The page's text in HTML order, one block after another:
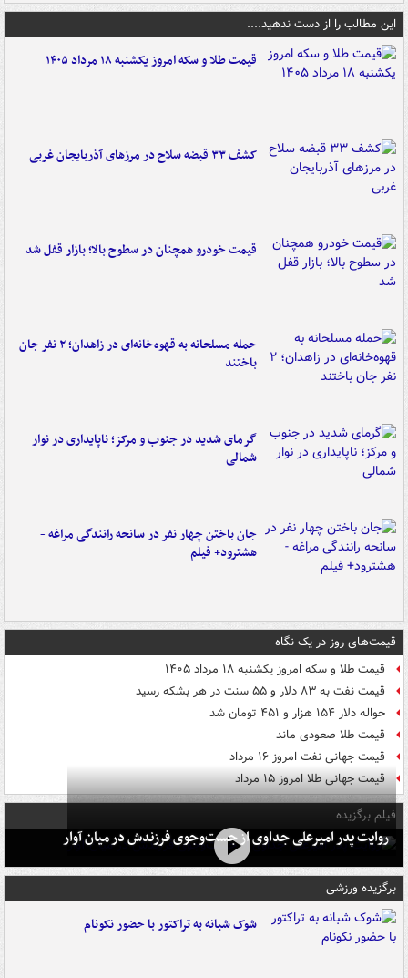
این مطالب را از دست ندهید....
قیمت طلا و سکه امروز یکشنبه ۱۸ مرداد ۱۴۰۵
کشف ۳۳ قبضه سلاح در مرزهای آذربایجان غربی
قیمت خودرو همچنان در سطوح بالا؛ بازار قفل شد
حمله مسلحانه به قهوه‌خانه‌ای در زاهدان؛ ۲ نفر جان
باختند
گرمای شدید در جنوب و مرکز؛ ناپایداری در نوار
شمالی
جان باختن چهار نفر در سانحه رانندگی مراغه -
هشترود+ فیلم
قیمت‌های روز در یک نگاه
قیمت طلا و سکه امروز یکشنبه ۱۸ مرداد ۱۴۰۵
قیمت نفت به ۸۳ دلار و ۵۵ سنت در هر بشکه رسید
حواله دلار ۱۵۴ هزار و ۴۵۱ تومان شد
قیمت طلا صعودی ماند
قیمت جهانی نفت امروز ۱۶ مرداد
قیمت جهانی طلا امروز ۱۵ مرداد
فیلم برگزیده
روایت پدر امیرعلی جداوی از جست‌وجوی فرزندش در میان آوار
برگزیده ورزشی
شوک شبانه به تراکتور با حضور نکونام